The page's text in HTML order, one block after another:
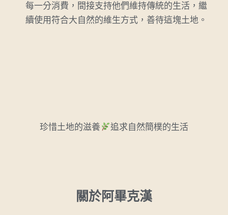
每一分消費，間接支持他們維持傳統的生活，繼
續使用符合大自然的維生方式，善待這塊土地。
珍惜土地的滋養 追求自然簡樸的生活
關於阿畢克漢